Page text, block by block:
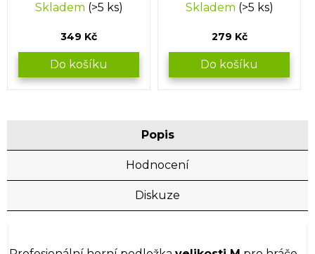
Skladem (>5 ks)
349 Kč
Do košíku
Skladem (>5 ks)
279 Kč
Do košíku
Popis
Hodnocení
Diskuze